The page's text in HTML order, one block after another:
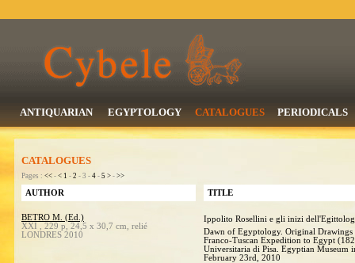
ANTIQUARIAN EGYPTOLOGY CATALOGUES PERIODICALS
CATALOGUES
Pages : << - < 1 - 2 - 3 - 4 - 5 > - >>
AUTHOR TITLE
BETRO M. (Ed.)
XXI , 229 p, 24,5 x 30,7 cm, relié
LONDRES 2010
Ippolito Rosellini e gli inizi
Dawn of Egyptology. Original Drawings
Franco-Tuscan Expedition to Egypt
Universitaria di Pisa. Egyptian Museum
February 23rd, 2010